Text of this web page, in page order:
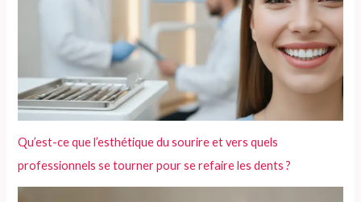
Qu’est-ce que l’esthétique du sourire et vers quels
professionnels se tourner pour se refaire les dents ?